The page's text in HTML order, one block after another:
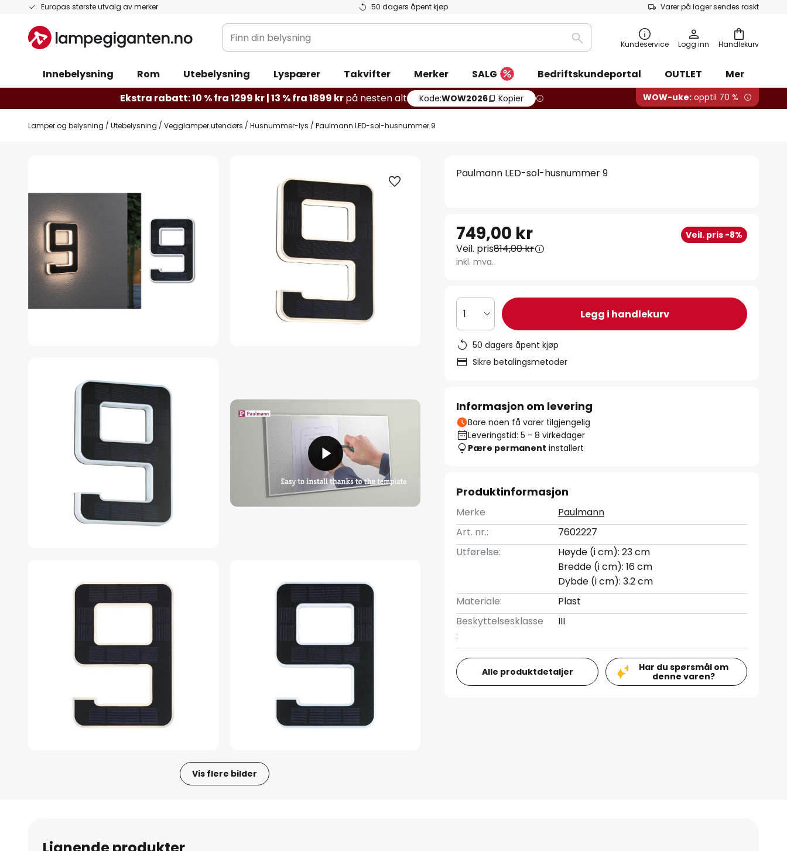
Europas største utvalg av merker 50 dagers åpent kjøp Varer på lager sendes raskt
Hopp
innhold
Handlekurv
Finn
din
Søk Kundeservice Logg inn
Innebelysning Rom Utebelysning Lyspærer Takvifter Merker SALG Bedriftskundeportal OUTLET
Mer
Ekstra rabatt: 10 % fra 1299 kr | 13 % fra 1899 krpå nesten alt Kode:WOW2026 Kopier WOW-uke: opptil 70 %
Lamper og belysning Utebelysning Vegglamper utendørs Husnummer-lys Paulmann LED-sol-husnummer 9
slutten
bildegalleri
Vis flere bilder
Paulmann LED-sol-husnummer 9
749,00 kr Veil. pris -8%
Veil. pris814,00 kr
inkl. mva.
1 Legg i handlekurv
50 dagers åpent kjøp
Sikre betalingsmetoder
Informasjon om levering
Bare noen få varer tilgjengelig
Leveringstid: 5 - 8 virkedager
Pære permanent installert
Produktinformasjon
Merke
Paulmann
Art. nr.:
7602227
Utførelse:
Høyde (i cm): 23 cm
Bredde (i cm): 16 cm
Dybde (i cm): 3.2 cm
Materiale:
Plast
Beskyttelsesklasse
:
III
Alle produktdetaljer
Har du spørsmål om
denne varen?